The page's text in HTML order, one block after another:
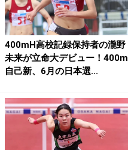
400mH高校記録保持者の瀧野
未来が立命大デビュー！400m
自己新、6月の日本選...